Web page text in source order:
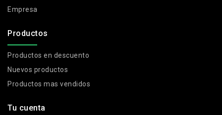
Empresa
Productos
Productos en descuento
Nuevos productos
Productos mas vendidos
Tu cuenta